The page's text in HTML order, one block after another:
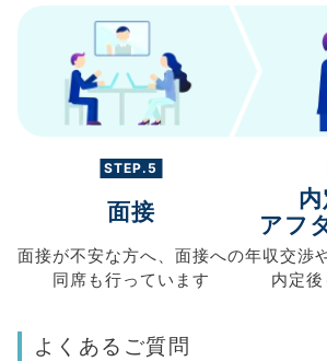
STEP.5
面接
面接が不安な方へ、 面接への
同席も行っています
アフ
年収交渉
内定
よくあるご質問